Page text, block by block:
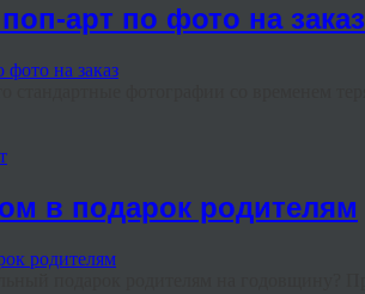
арт по фото на заказ
в подарок родителям